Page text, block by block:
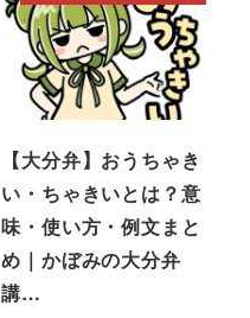
【大分弁】おうちゃき
い・ちゃきいとは？意
味・使い方・例文まと
め｜かぼみの大分弁
講…